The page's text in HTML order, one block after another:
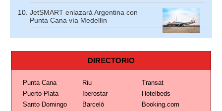
JetSMART enlazará Argentina con
Punta Cana vía Medellín
DIRECTORIO
Punta Cana Riu
Transat
Puerto Plata
Iberostar
Hotelbeds
Santo Domingo
Barceló
Booking.com